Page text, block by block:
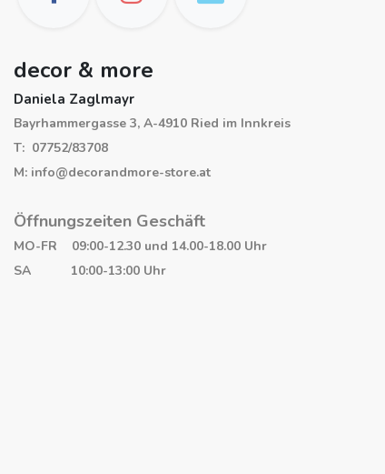
decor & more
Daniela Zaglmayr
Bayrhammergasse 3, A-4910 Ried im Innkreis
T: 07752/83708
M: info@decorandmore-store.at
Öffnungszeiten Geschäft
MO-FR 09:00-12.30 und 14.00-18.00 Uhr
SA 10:00-13:00 Uhr